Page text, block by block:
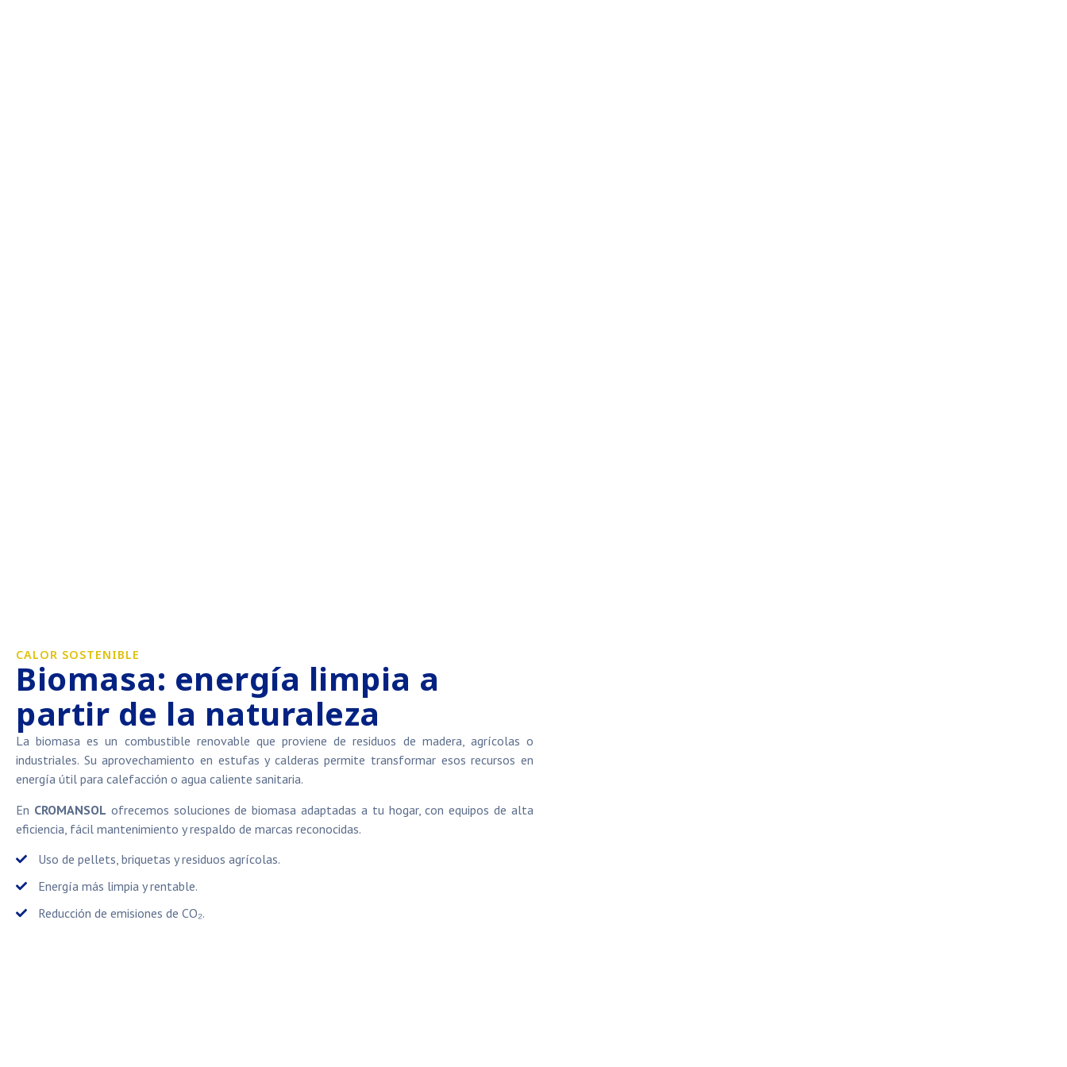
CALOR SOSTENIBLE
Biomasa: energía limpia a
partir de la naturaleza
La biomasa es un combustible renovable que proviene de residuos de madera, agrícolas o
industriales. Su aprovechamiento en estufas y calderas permite transformar esos recursos en
energía útil para calefacción o agua caliente sanitaria.
En CROMANSOL ofrecemos soluciones de biomasa adaptadas a tu hogar, con equipos de alta
eficiencia, fácil mantenimiento y respaldo de marcas reconocidas.
Uso de pellets, briquetas y residuos agrícolas.
Energía más limpia y rentable.
Reducción de emisiones de CO₂.